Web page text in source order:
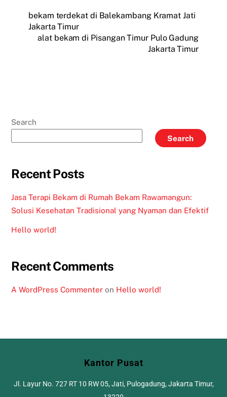
bekam terdekat di Balekambang Kramat Jati
Jakarta Timur
alat bekam di Pisangan Timur Pulo Gadung
Jakarta Timur
Search
Search
Recent Posts
Jasa Terapi Bekam di Rumah Bekam Rawamangun:
Solusi Kesehatan Tradisional yang Nyaman dan Efektif
Hello world!
Recent Comments
A WordPress Commenter on Hello world!
Kantor Pusat
Jl. Layur No. 727 RT 10 RW 05, Jati, Pulogadung, Jakarta Timur,